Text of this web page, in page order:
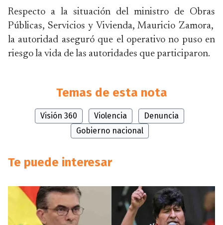
Respecto a la situación del ministro de Obras
Públicas, Servicios y Vivienda, Mauricio Zamora,
la autoridad aseguró que el operativo no puso en
riesgo la vida de las autoridades que participaron.
Temas de esta nota
Visión 360 Violencia
Denuncia
Gobierno nacional
Te puede interesar